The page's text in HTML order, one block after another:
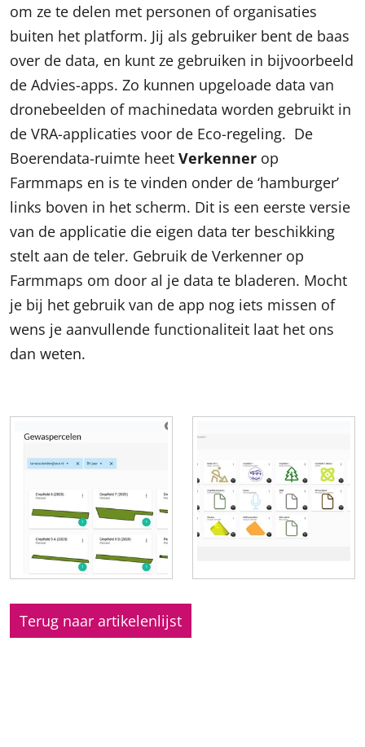
om ze te delen met personen of organisaties
buiten het platform. Jij als gebruiker bent de baas
over de data, en kunt ze gebruiken in bijvoorbeeld
de Advies-apps. Zo kunnen upgeloade data van
dronebeelden of machinedata worden gebruikt in
de VRA-applicaties voor de Eco-regeling. De
Boerendata-ruimte heet Verkenner op
Farmmaps en is te vinden onder de ‘hamburger’
links boven in het scherm. Dit is een eerste versie
van de applicatie die eigen data ter beschikking
stelt aan de teler. Gebruik de Verkenner op
Farmmaps om door al je data te bladeren. Mocht
je bij het gebruik van de app nog iets missen of
wens je aanvullende functionaliteit laat het ons
dan weten.
Terug naar artikelenlijst